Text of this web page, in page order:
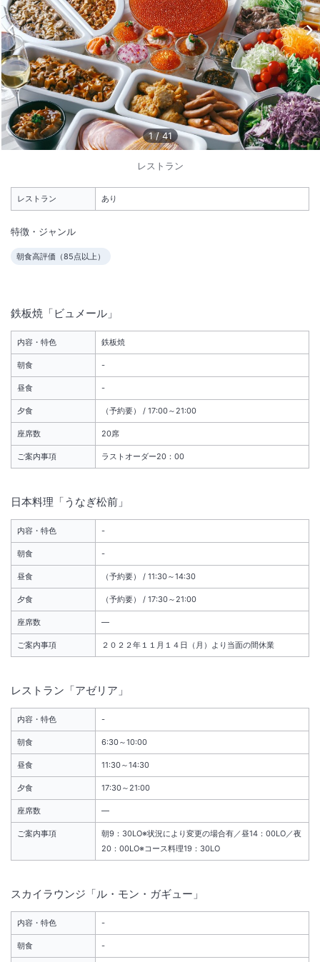
1 /10
外観
★天然温泉展望大浴場 完備★夜は船灯りに照らされた函館港、朝日で
煌く街並みを♪口コミ高評価の朝食ブッフェ！オリジナル海鮮丼も◎
チェックアウト
大浴場あり
施設からのお知らせ
1 /41
レストラン
レストラン あり
特徴・ジャンル
朝食高評価（85点以上）
鉄板焼「ビュメール」
内容・特色 鉄板焼
朝食 -
昼食 -
夕食 （予約要） / 17:00～21:00
座席数 20席
ご案内事項 ラストオーダー20：00
日本料理「うなぎ松前」
内容・特色 -
朝食 -
昼食 （予約要） / 11:30～14:30
夕食 （予約要） / 17:30～21:00
座席数 ―
ご案内事項 ２０２２年１１月１４日（月）より当面の間休業
レストラン「アゼリア」
内容・特色 -
朝食 6:30～10:00
昼食 11:30～14:30
夕食 17:30～21:00
座席数 ―
ご案内事項
朝9：30LO※状況により変更の場合有／昼14：00LO／夜
20：00LO※コース料理19：30LO
スカイラウンジ「ル・モン・ガギュー」
内容・特色 -
朝食 -